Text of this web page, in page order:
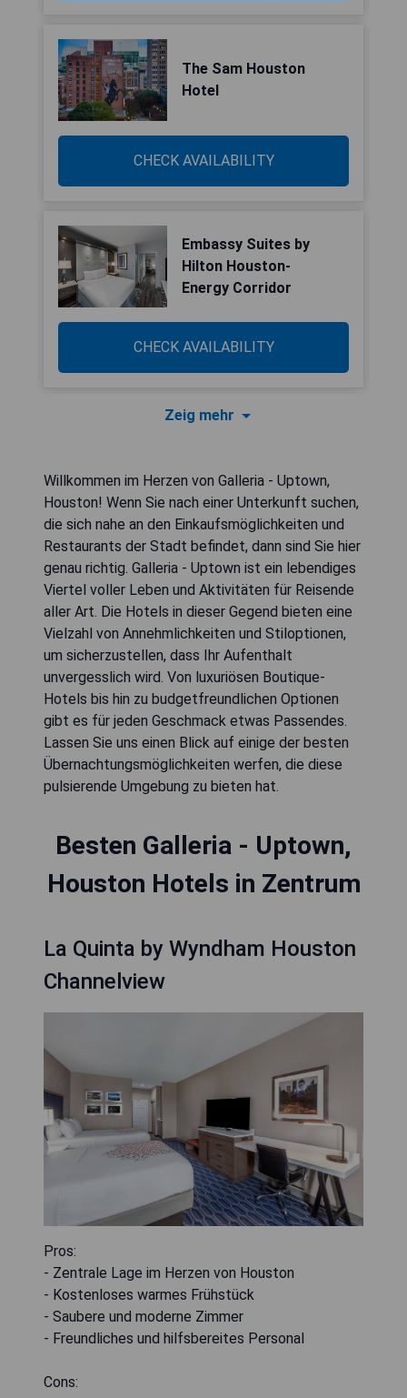
The Sam Houston
Hotel
CHECK AVAILABILITY
Embassy Suites by
Hilton Houston-
Energy Corridor
CHECK AVAILABILITY
Zeig mehr
Willkommen im Herzen von Galleria - Uptown,
Houston! Wenn Sie nach einer Unterkunft suchen,
die sich nahe an den Einkaufsmöglichkeiten und
Restaurants der Stadt befindet, dann sind Sie hier
genau richtig. Galleria - Uptown ist ein lebendiges
Viertel voller Leben und Aktivitäten für Reisende
aller Art. Die Hotels in dieser Gegend bieten eine
Vielzahl von Annehmlichkeiten und Stiloptionen,
um sicherzustellen, dass Ihr Aufenthalt
unvergesslich wird. Von luxuriösen Boutique-
Hotels bis hin zu budgetfreundlichen Optionen
gibt es für jeden Geschmack etwas Passendes.
Lassen Sie uns einen Blick auf einige der besten
Übernachtungsmöglichkeiten werfen, die diese
pulsierende Umgebung zu bieten hat.
Besten Galleria - Uptown,
Houston Hotels in Zentrum
La Quinta by Wyndham Houston
Channelview
Pros:
- Zentrale Lage im Herzen von Houston
- Kostenloses warmes Frühstück
- Saubere und moderne Zimmer
- Freundliches und hilfsbereites Personal
Cons: